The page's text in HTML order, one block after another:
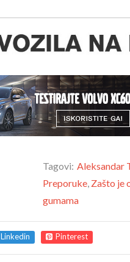
Tagovi: Aleksandar
Preporuke, Zašto je
gumama
Linkedin Pinterest